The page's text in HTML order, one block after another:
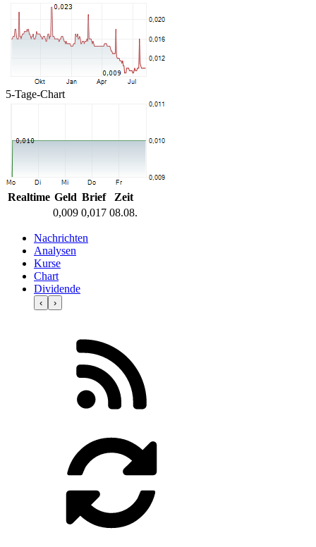
5-Tage-Chart
Realtime Geld Brief
Zeit
0,009 0,017 08.08.
Nachrichten
Analysen
Kurse
Chart
Dividende
‹ ›